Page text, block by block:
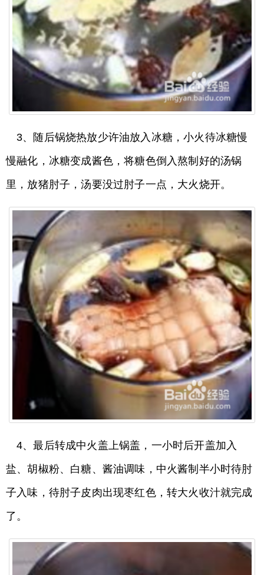
3、随后锅烧热放少许油放入冰糖，小火待冰糖慢
慢融化，冰糖变成酱色，将糖色倒入熬制好的汤锅
里，放猪肘子，汤要没过肘子一点，大火烧开。
4、最后转成中火盖上锅盖，一小时后开盖加入
盐、胡椒粉、白糖、酱油调味，中火酱制半小时待肘
子入味，待肘子皮肉出现枣红色，转大火收汁就完成
了。